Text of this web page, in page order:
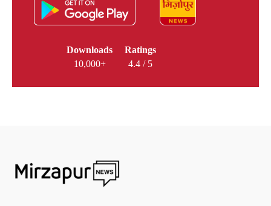
Downloads
10,000+
Ratings
4.4 / 5